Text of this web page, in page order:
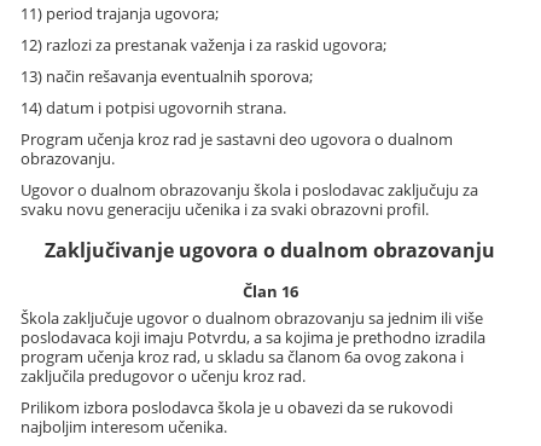
11) period trajanja ugovora;
12) razlozi za prestanak važenja i za raskid ugovora;
13) način rešavanja eventualnih sporova;
14) datum i potpisi ugovornih strana.
Program učenja kroz rad je sastavni deo ugovora o dualnom
obrazovanju.
Ugovor o dualnom obrazovanju škola i poslodavac zaključuju za
svaku novu generaciju učenika i za svaki obrazovni profil.
Zaključivanje ugovora o dualnom obrazovanju
Član 16
Škola zaključuje ugovor o dualnom obrazovanju sa jednim ili više
poslodavaca koji imaju Potvrdu, a sa kojima je prethodno izradila
program učenja kroz rad, u skladu sa članom 6a ovog zakona i
zaključila predugovor o učenju kroz rad.
Prilikom izbora poslodavca škola je u obavezi da se rukovodi
najboljim interesom učenika.